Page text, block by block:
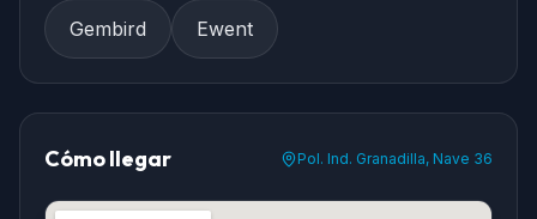
Gembird Ewent
Cómo llegar Pol. Ind. Granadilla, Nave 36